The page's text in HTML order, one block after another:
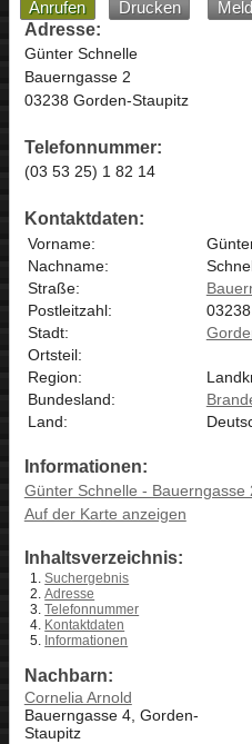
Anrufen Drucken
Adresse:
Günter Schnelle
Bauerngasse 2
03238 Gorden-Staupitz
Telefonnummer:
(03 53 25) 1 82 14
Kontaktdaten:
Vorname:
Nachname:
Straße:
Postleitzahl:
03238
Stadt:
Ortsteil:
Region:
Bundesland:
Land:
Informationen:
Günter Schnelle -
Auf der Karte anzeigen
Inhaltsverzeichnis:
Suchergebnis
Adresse
Telefonnummer
Kontaktdaten
Informationen
Nachbarn:
Cornelia Arnold
Bauerngasse 4, Gorden-
Staupitz